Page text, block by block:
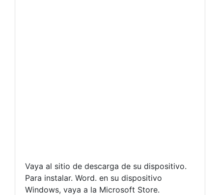
Vaya al sitio de descarga de su dispositivo.
Para instalar. Word. en su dispositivo
Windows, vaya a la Microsoft Store.